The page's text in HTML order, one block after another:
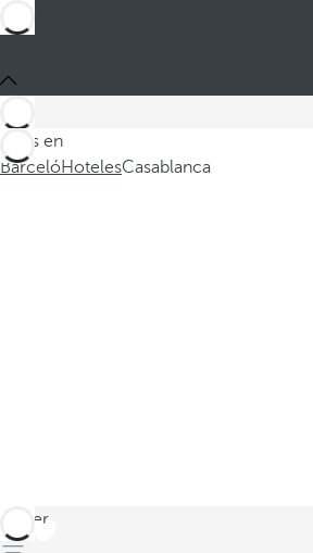
Estás en
BarcelóHotelesCasablanca
volver